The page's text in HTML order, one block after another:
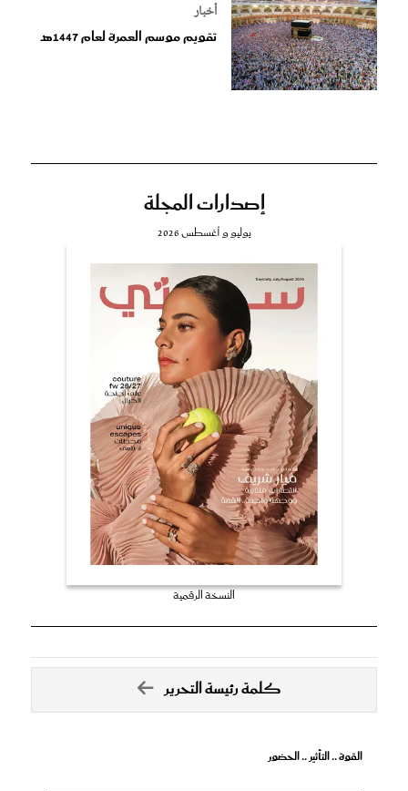
أخبار
تقويم موسم العمرة لعام 1447هـ
إصدارات المجلة
يوليو و أغسطس 2026
النسخة الرقمية
كلمة رئيسة التحرير
القوة .. التأثير .. الحضور